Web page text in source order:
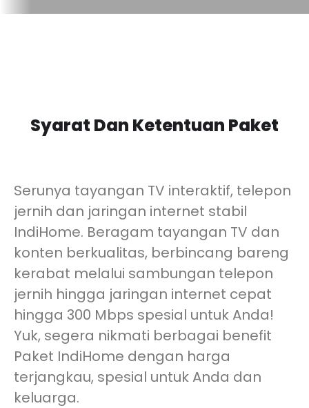
Syarat Dan Ketentuan Paket
Serunya tayangan TV interaktif, telepon
jernih dan jaringan internet stabil
IndiHome. Beragam tayangan TV dan
konten berkualitas, berbincang bareng
kerabat melalui sambungan telepon
jernih hingga jaringan internet cepat
hingga 300 Mbps spesial untuk Anda!
Yuk, segera nikmati berbagai benefit
Paket IndiHome dengan harga
terjangkau, spesial untuk Anda dan
keluarga.